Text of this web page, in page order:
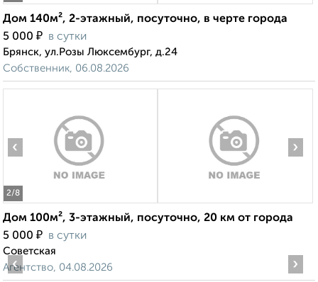
Дом 140м², 2-этажный, посуточно, в черте города
5 000 ₽ в сутки
Брянск, ул.Розы Люксембург, д.24
Собственник, 06.08.2026
2/8
‹ ›
Дом 100м², 3-этажный, посуточно, 20 км от города
5 000 ₽ в сутки
Советская
Агентство, 04.08.2026
‹ ›